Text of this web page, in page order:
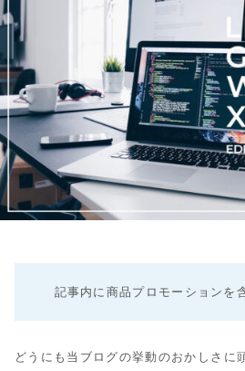
記事内に商品プロモーションを
どうにも当ブログの挙動のおかしさに